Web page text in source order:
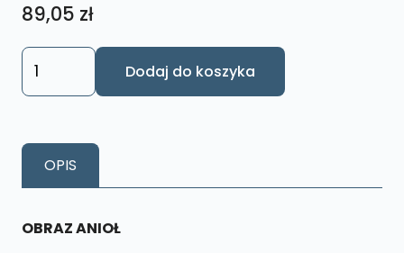
89,05 zł
ilość
Obraz
Rozmiar
16
Dodaj do koszyka
OPIS
OBRAZ ANIOŁ